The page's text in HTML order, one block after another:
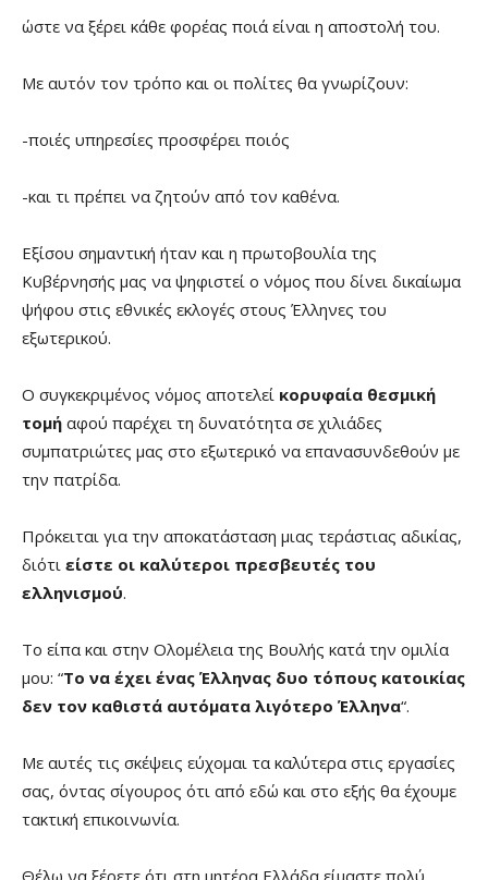
ώστε να ξέρει κάθε φορέας ποιά είναι η αποστολή του.
Με αυτόν τον τρόπο και οι πολίτες θα γνωρίζουν:
-ποιές υπηρεσίες προσφέρει ποιός
-και τι πρέπει να ζητούν από τον καθένα.
Εξίσου σημαντική ήταν και η πρωτοβουλία της
Κυβέρνησής μας να ψηφιστεί ο νόμος που δίνει δικαίωμα
ψήφου στις εθνικές εκλογές στους Έλληνες του
εξωτερικού.
Ο συγκεκριμένος νόμος αποτελεί κορυφαία θεσμική
τομή αφού παρέχει τη δυνατότητα σε χιλιάδες
συμπατριώτες μας στο εξωτερικό να επανασυνδεθούν με
την πατρίδα.
Πρόκειται για την αποκατάσταση μιας τεράστιας αδικίας,
διότι είστε οι καλύτεροι πρεσβευτές του
ελληνισμού.
Το είπα και στην Ολομέλεια της Βουλής κατά την ομιλία
μου: “Το να έχει ένας Έλληνας δυο τόπους κατοικίας
δεν τον καθιστά αυτόματα λιγότερο Έλληνα“.
Με αυτές τις σκέψεις εύχομαι τα καλύτερα στις εργασίες
σας, όντας σίγουρος ότι από εδώ και στο εξής θα έχουμε
τακτική επικοινωνία.